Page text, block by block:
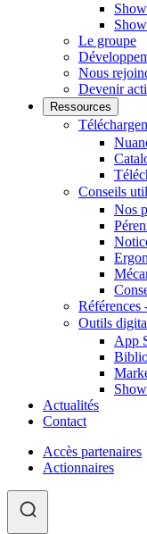
Le groupe
Nous
Devenir
Ressources
Conseils
Nos
Références
Outils
App
Actualités
Contact
Accès partenaires
Actionnaires